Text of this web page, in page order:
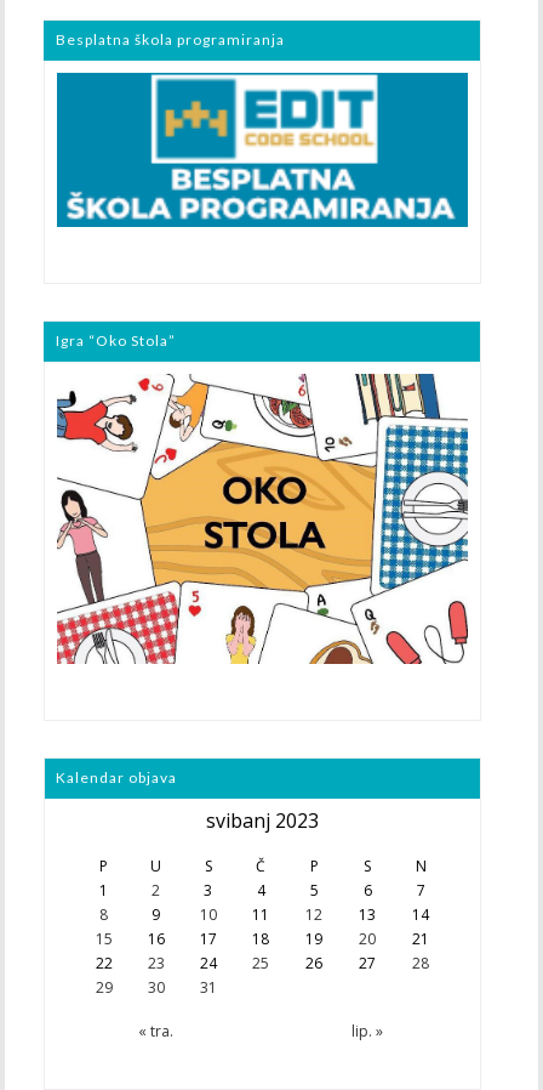
Besplatna škola programiranja
Igra “Oko Stola”
Kalendar objava
svibanj 2023
P U S Č P S N
« tra. lip. »
1 2 3 4 5 6
7
8
9 10 11 12 13
14
15
16 17 18 19 20
21
22
23 24 25 26 27
28
29
30 31